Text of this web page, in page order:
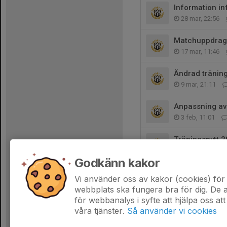
Information
28 mar, 22:56
Matchuppdrag
17 mar, 11:46
Ändrad
9 mar, 21:11
Anpassning
3 feb, 11:01
Träningsnytt
24 nov 2025
Godkänn kakor
Vi använder oss av kakor (cookies)
webbplats ska fungera bra för dig. De
för webbanalys i syfte att hjälpa oss
våra tjänster. Så använder vi cookies